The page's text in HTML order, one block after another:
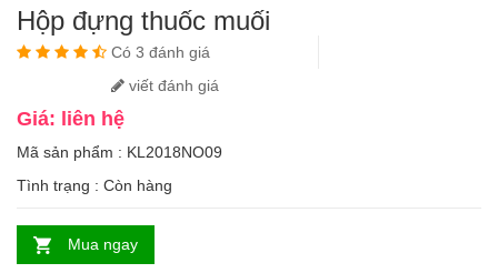
Hộp đựng thuốc muối
Có 3 đánh giá
viết đánh giá
Giá: liên hệ
Mã sản phẩm : KL2018NO09
Tình trạng : Còn hàng
Mua ngay